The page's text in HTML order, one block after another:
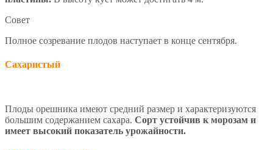
Совет
Полное созревание плодов наступает в конце сентября.
Сахаристый
Плоды орешника имеют средний размер и характеризуются
большим содержанием сахара. Сорт устойчив к морозам и
имеет высокий показатель урожайности.